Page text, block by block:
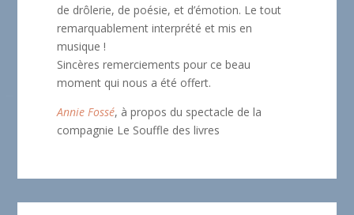
de drôlerie, de poésie, et d’émotion. Le tout
remarquablement interprété et mis en
musique !
Sincères remerciements pour ce beau
moment qui nous a été offert.
Annie Fossé, à propos du spectacle de la
compagnie Le Souffle des livres